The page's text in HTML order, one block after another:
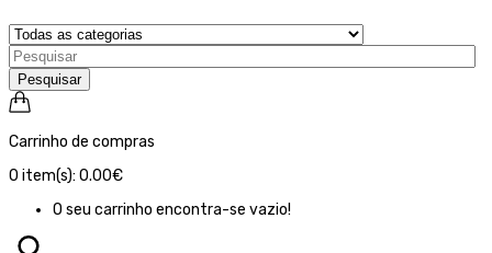
Pesquisar
Carrinho de compras
0 item(s): 0.00€
O seu carrinho encontra-se vazio!